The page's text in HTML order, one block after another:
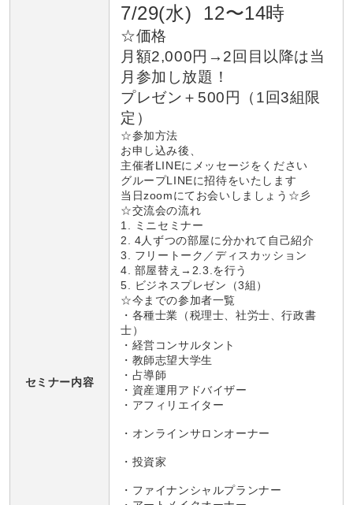
セミナー内容
7/29(水) 12〜14時
☆価格
月額2,000円→2回目以降は当
月参加し放題！
プレゼン＋500円（1回3組限
定）
☆参加方法
お申し込み後、
主催者LINEにメッセージをください
グループLINEに招待をいたします
当日zoomにてお会いしましょう☆彡
☆交流会の流れ
1. ミニセミナー
2. 4人ずつの部屋に分かれて自己紹介
3. フリートーク／ディスカッション
4. 部屋替え→2.3.を行う
5. ビジネスプレゼン（3組）
☆今までの参加者一覧
・各種士業（税理士、社労士、行政書
士）
・経営コンサルタント
・教師志望大学生
・占導師
・資産運用アドバイザー
・アフィリエイター
・オンラインサロンオーナー
・投資家
・ファイナンシャルプランナー